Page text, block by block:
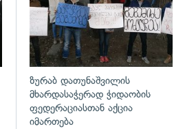
ზურაბ დათუნაშვილის
მხარდასაჭერად ჭიდაობის
ფედერაციასთან აქცია
იმართება